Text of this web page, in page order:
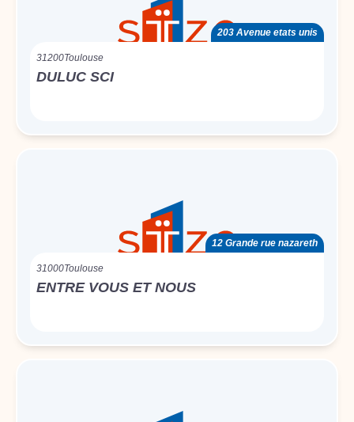
203 Avenue etats unis
31200Toulouse
DULUC SCI
12 Grande rue nazareth
31000Toulouse
ENTRE VOUS ET NOUS